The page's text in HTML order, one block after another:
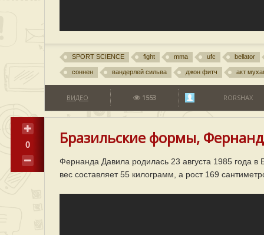
SPORT SCIENCE fight mma ufc bellator
соннен вандерлей сильва джон фитч акт
ВИДЕО 1553 RORSHAX
0 Бразильские формы,
Фернанда Давила родилась 23 августа 1985 года
вес составляет 55 килограмм, а рост 169